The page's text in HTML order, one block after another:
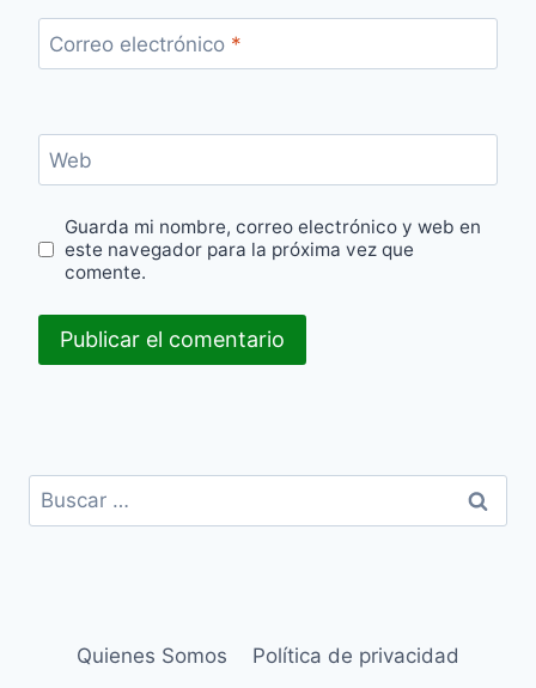
Correo electrónico *
Web
Guarda mi nombre, correo electrónico y web en
este navegador para la próxima vez que
comente.
Buscar:
Quienes Somos Política de privacidad